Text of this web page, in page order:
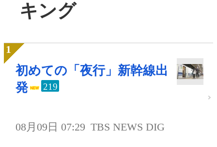
キング
初めての「夜行」新幹線出
発
219
08月09日 07:29 TBS NEWS DIG